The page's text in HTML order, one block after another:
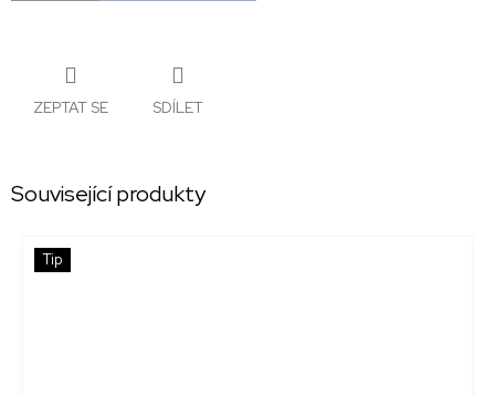
ZEPTAT SE SDÍLET
Související produkty
Tip